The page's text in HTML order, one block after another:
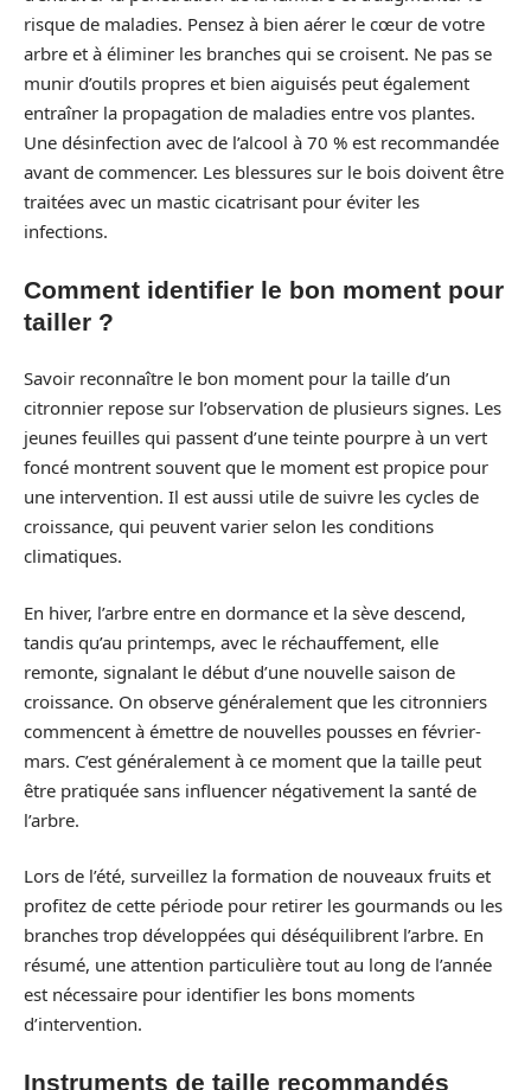
risque de maladies. Pensez à bien aérer le cœur de votre
arbre et à éliminer les branches qui se croisent. Ne pas se
munir d’outils propres et bien aiguisés peut également
entraîner la propagation de maladies entre vos plantes.
Une désinfection avec de l’alcool à 70 % est recommandée
avant de commencer. Les blessures sur le bois doivent être
traitées avec un mastic cicatrisant pour éviter les
infections.
Comment identifier le bon moment pour
tailler ?
Savoir reconnaître le bon moment pour la taille d’un
citronnier repose sur l’observation de plusieurs signes. Les
jeunes feuilles qui passent d’une teinte pourpre à un vert
foncé montrent souvent que le moment est propice pour
une intervention. Il est aussi utile de suivre les cycles de
croissance, qui peuvent varier selon les conditions
climatiques.
En hiver, l’arbre entre en dormance et la sève descend,
tandis qu’au printemps, avec le réchauffement, elle
remonte, signalant le début d’une nouvelle saison de
croissance. On observe généralement que les citronniers
commencent à émettre de nouvelles pousses en février-
mars. C’est généralement à ce moment que la taille peut
être pratiquée sans influencer négativement la santé de
l’arbre.
Lors de l’été, surveillez la formation de nouveaux fruits et
profitez de cette période pour retirer les gourmands ou les
branches trop développées qui déséquilibrent l’arbre. En
résumé, une attention particulière tout au long de l’année
est nécessaire pour identifier les bons moments
d’intervention.
Instruments de taille recommandés